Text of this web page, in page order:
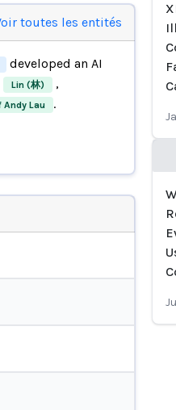
toutes les entités
developed an AI
Lin (林) ,
Andy Lau
.